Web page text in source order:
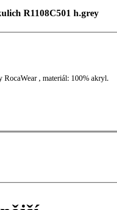
R1108C501 h.grey
, materiál: 100% akryl.